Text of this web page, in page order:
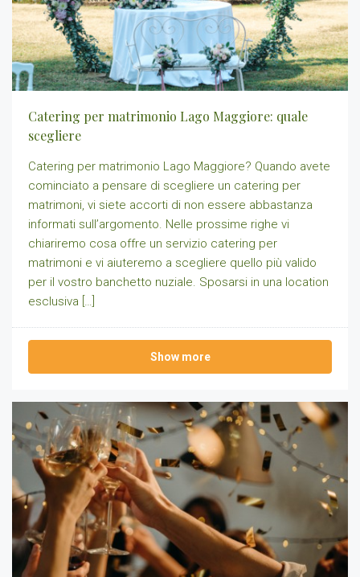
Catering per matrimonio Lago Maggiore: quale
scegliere
Catering per matrimonio Lago Maggiore? Quando avete
cominciato a pensare di scegliere un catering per
matrimoni, vi siete accorti di non essere abbastanza
informati sull’argomento. Nelle prossime righe vi
chiariremo cosa offre un servizio catering per
matrimoni e vi aiuteremo a scegliere quello più valido
per il vostro banchetto nuziale. Sposarsi in una location
esclusiva […]
Show more